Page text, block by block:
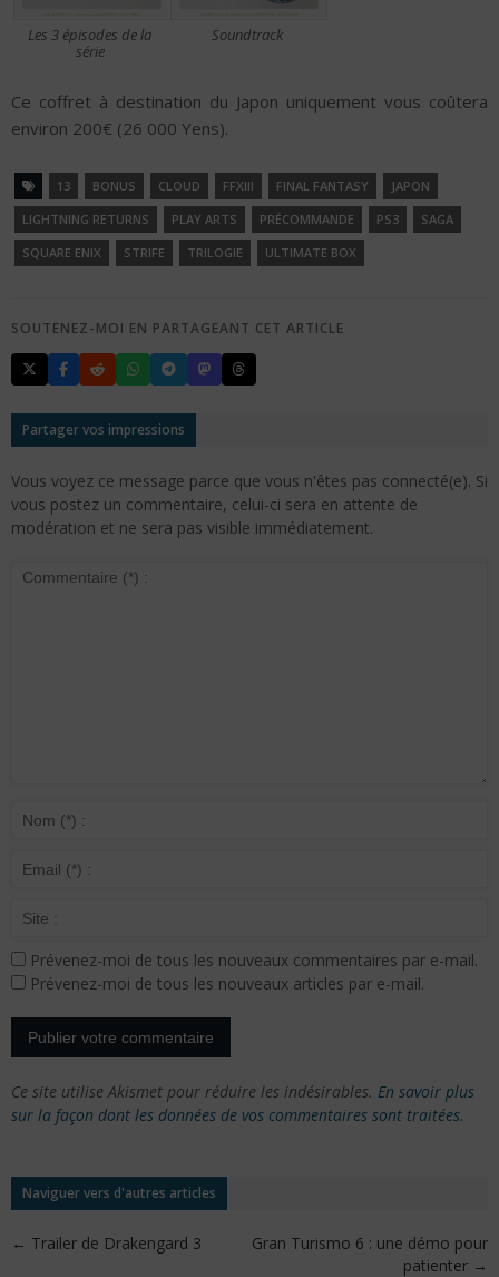
Les 3 épisodes de la
série
Soundtrack
Ce coffret à destination du Japon uniquement vous coûtera
environ 200€ (26 000 Yens).
13 BONUS CLOUD FFXIII FINAL FANTASY
JAPON
LIGHTNING RETURNS
PLAY ARTS PRÉCOMMANDE PS3
SAGA
SQUARE ENIX
STRIFE TRILOGIE ULTIMATE BOX
SOUTENEZ-MOI EN PARTAGEANT CET ARTICLE
Partager vos impressions
Vous voyez ce message parce que vous n'êtes pas connecté(e). Si
vous postez un commentaire, celui-ci sera en attente de
modération et ne sera pas visible immédiatement.
Prévenez-moi de tous les nouveaux commentaires par e-mail.
Prévenez-moi de tous les nouveaux articles par e-mail.
Ce site utilise Akismet pour réduire les indésirables. En savoir plus
sur la façon dont les données de vos commentaires sont traitées.
Naviguer vers d'autres articles
← Trailer de Drakengard 3
Gran Turismo 6 : une démo pour
patienter →